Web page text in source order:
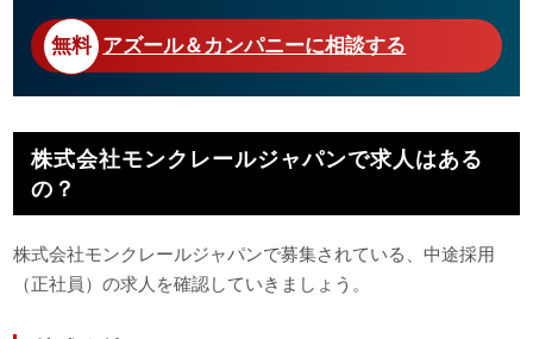
アズール＆カンパニーに相談する
株式会社モンクレールジャパンで求人はある
の？
株式会社モンクレールジャパンで募集されている、中途採用
（正社員）の求人を確認していきましょう。